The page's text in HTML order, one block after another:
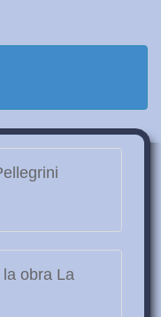
obra La